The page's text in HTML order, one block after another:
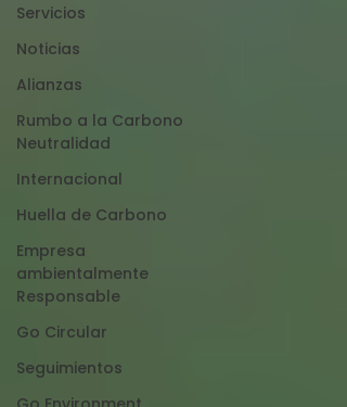
Servicios
Noticias
Alianzas
Rumbo a la Carbono
Neutralidad
Internacional
Huella de Carbono
Empresa
ambientalmente
Responsable
Go Circular
Seguimientos